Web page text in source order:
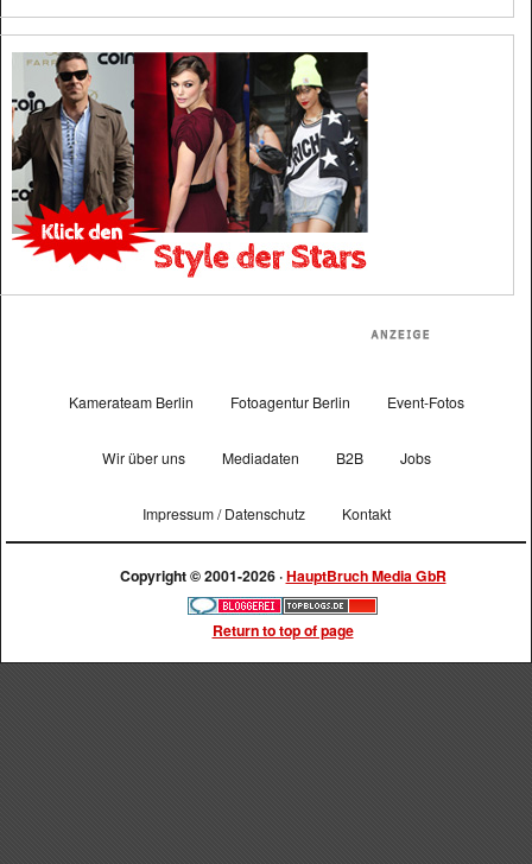
Kamerateam Berlin Fotoagentur Berlin Event-Fotos
Wir über uns Mediadaten B2B Jobs
Impressum / Datenschutz Kontakt
Copyright © 2001-2026 ·HauptBruch Media GbR
Return to top of page